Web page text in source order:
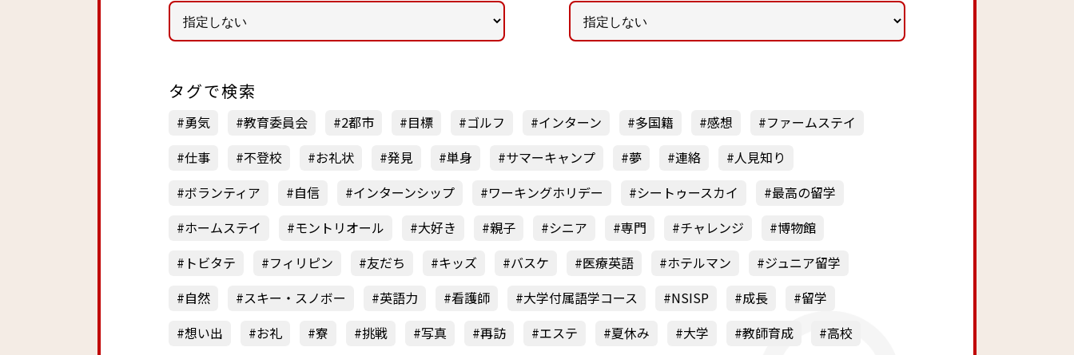
タグで検索
勇気 教育委員会 2都市 目標 ゴルフ インターン 多国籍 感想
ファームステイ
仕事
不登校 お礼状 発見 単身 サマーキャンプ 夢 連絡
人見知り
ボランティア
自信 インターンシップ ワーキングホリデー シートゥースカイ
最高の留学
ホームステイ
モントリオール 大好き 親子 シニア 専門 チャレンジ
博物館
トビタテ
フィリピン 友だち キッズ バスケ 医療英語 ホテルマン
ジュニア留学
自然
スキー・スノボー 英語力 看護師 大学付属語学コース NSISP 成長
留学
想い出
お礼 寮 挑戦 写真 再訪 エステ 夏休み 大学 教師育成
高校